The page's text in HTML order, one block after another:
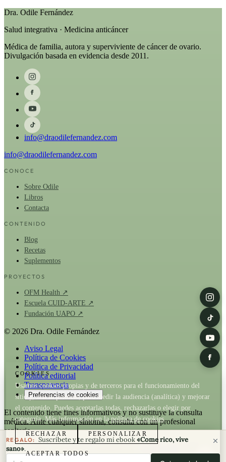
Dra. Odile Fernández
Salud integrativa · Medicina anticáncer
Médica de familia, autora y superviviente de cáncer de ovario.
Divulgación basada en evidencia desde 2011.
info@draodilefernandez.com
info@draodilefernandez.com
CONOCE
Sobre Odile
Libros
Contacta
CONTENIDO
Blog
Recetas
Suplementos
PROYECTOS
OFM Health ↗
Escuela CUID-ARTE ↗
Fundación UAPO ↗
© 2026 Dra. Odile Fernández
Aviso Legal
Política de Cookies
Política de Privacidad
Política editorial
Transparencia
Preferencias de cookies
El contenido tiene fines informativos y no sustituye la consulta
médica. Ante cualquier síntoma, consulta con un profesional
sanitario.
La Dra. Odile Fernández es fundadora de
artículo recomienda un producto de OFM existe relación comercial;
COOKIES
Usamos cookies propias y de terceros para el funcionamiento del
sitio y, con tu permiso, para medir la audiencia (analítica) y mejorar
el contenido. Puedes aceptarlas todas, rechazarlas o elegir por
categoría. Más información en lapolítica de cookies.
RECHAZAR PERSONALIZAR
ACEPTAR TODOS
REGALO: Suscríbete y te regalo mi ebook«Come rico, vive
sano».
Tu correo electrónico